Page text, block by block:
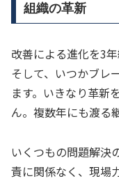
組織の革新
改善による進化を3
そして、いつかブレ
ます。いきなり革新
ん。複数年にも渡る
いくつもの問題解決
責に関係なく、現場